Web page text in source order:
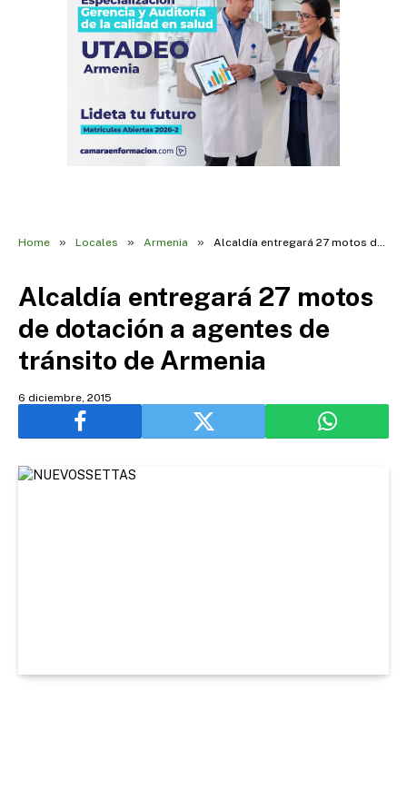
Home » Locales » Armenia » Alcaldía entregará 27 motos de dotación a agentes de tránsito de Armenia
Alcaldía entregará 27 motos
de dotación a agentes de
tránsito de Armenia
6 diciembre, 2015